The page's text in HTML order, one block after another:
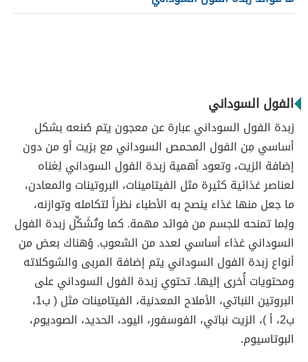
الفول السوداني
زبدة الفول السوداني عبارة عن معجون يتم صُنعه بشكل
أساسي مِن الفول المحمص السوداني مع بزيت أو من دون
إضافة الزيت، وتعود أهمية زبدة الفول السوداني لِغناه
لعناصر غذائية كثيرة مثل الفيتامينات، البروتينات والمعادن،
ما جعل منها غذاء ينصح به الأطباء نظراً لتكامله وتوازنه،
ولِما تمنحه للجسم من فوائد مهمة. كما وتُشَكِّل زبدة الفول
السوداني غذاء أساسي لعدد من الشعوب. وُهناك بعض من
أنواع زبدة الفول السوداني يتم إضافة المربى والشوكلاته
ومحتويات أُخرى إليها. تحتوي زبدة الفول السوداني على
البروتين النباتي، الأملاح المعدنية، الفيتامينات مثل ( ب1،
ب2، أ )، الزيت نباتي، الفوسفور، اليود، الحديد، الصوديوم،
البوتاسيوم.